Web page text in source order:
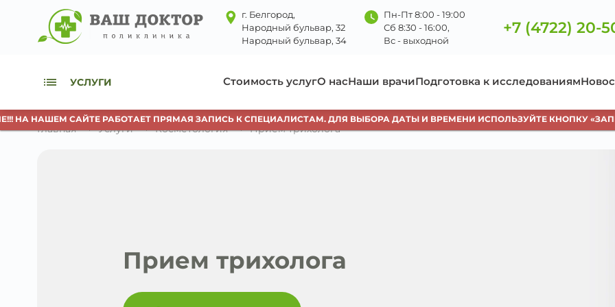
г. Белгород,
Народный бульвар, 32
Народный бульвар, 34
Пн-Пт 8:00 - 19:00
Сб 8:30 - 16:00,
Вс - выходной
+7 (4722) 20-
УСЛУГИ Стоимость услугО насНаши врачиПодготовка к исследованиям
САЙТЕ РАБОТАЕТ ПРЯМАЯ ЗАПИСЬ К СПЕЦИАЛИСТАМ. ДЛЯ ВЫБОРА ДАТЫ И ВРЕМЕНИ ИСПОЛЬЗУЙТЕ КНОПКУ
Главная Услуги Косметология Прием трихолога
Прием трихолога